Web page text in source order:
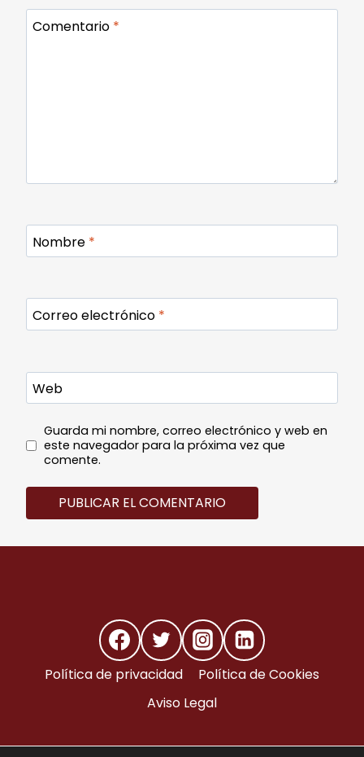
Comentario *
Nombre *
Correo electrónico *
Web
Guarda mi nombre, correo electrónico y web en
este navegador para la próxima vez que
comente.
Política de privacidad
Política de Cookies
Aviso Legal